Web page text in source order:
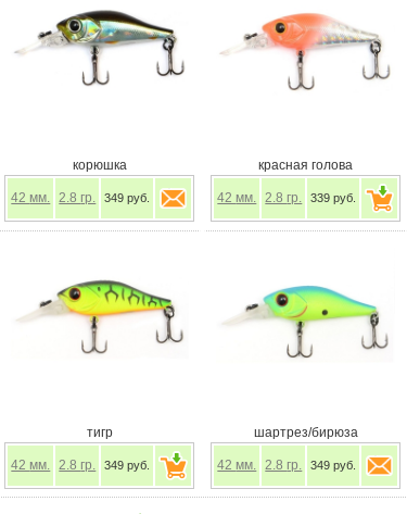
корюшка
42 мм. 2.8 гр. 349 руб.
красная голова
42 мм. 2.8 гр. 339 руб.
тигр
42 мм. 2.8 гр. 349 руб.
шартрез/бирюза
42 мм. 2.8 гр. 349 руб.